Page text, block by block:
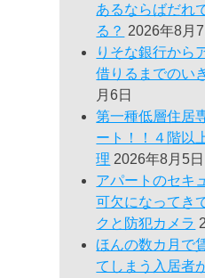
あるならばだれ
る？ 2026年8月7
りそな銀行から
借りるまでのい
月6日
第一種低層住居
ート！！４階以
理 2026年8月5日
アパートのセキ
可欠になってき
クと防犯カメラ
ほんの数カ月で
てしまう入居者